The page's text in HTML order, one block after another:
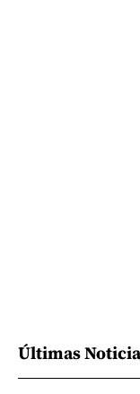
Últimas